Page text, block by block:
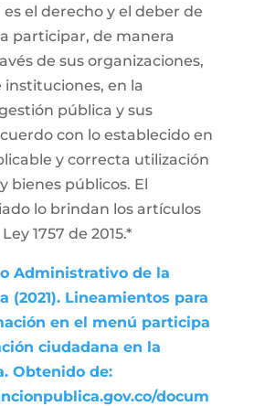
el derecho y el deber de
participar, de manera
de sus organizaciones,
instituciones, en la
pública y sus
con lo establecido en
y correcta utilización
bienes públicos. El
lo brindan los artículos
1757 de 2015.*
Administrativo de la
(2021). Lineamientos para
en el menú participa
ciudadana en la
Obtenido de:
docum